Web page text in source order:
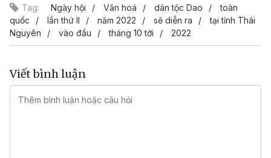
Tag: Ngày hội Văn hoá dân tộc Dao
toàn
quốc
lần thứ II năm 2022 sẽ diễn ra
tại tỉnh Thái
Nguyên
vào đầu tháng 10 tới 2022
Viết bình luận